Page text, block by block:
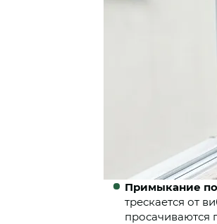
Примыкание
трескается от
просачиваются